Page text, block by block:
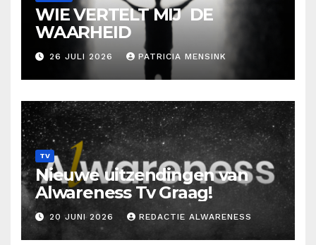
WIE VERTELT MIJ DE
WAARHEID
26 JULI 2026 PATRICIA MENSINK
TV
Nieuwe uitzendingen van
Alwareness Tv Graag!
20 JUNI 2026 REDACTIE ALWARENESS